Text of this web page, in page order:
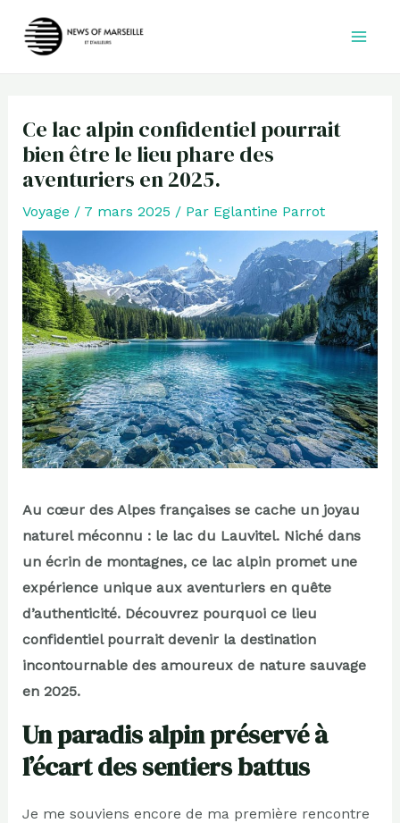
Ce lac alpin confidentiel pourrait
bien être le lieu phare des
aventuriers en 2025.
Voyage / 7 mars 2025 / Par Eglantine Parrot
Au cœur des Alpes françaises se cache un joyau
naturel méconnu : le lac du Lauvitel. Niché dans
un écrin de montagnes, ce lac alpin promet une
expérience unique aux aventuriers en quête
d’authenticité. Découvrez pourquoi ce lieu
confidentiel pourrait devenir la destination
incontournable des amoureux de nature sauvage
en 2025.
Un paradis alpin préservé à
l’écart des sentiers battus
Je me souviens encore de ma première rencontre